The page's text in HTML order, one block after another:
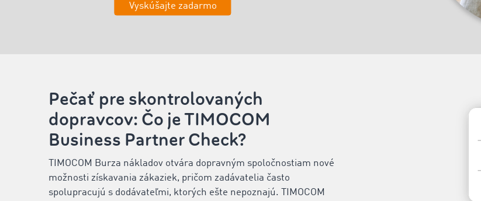
Vyskúšajte zadarmo
Pečať pre skontrolovaných
dopravcov: Čo je TIMOCOM
Business Partner Check?
TIMOCOM Burza nákladov otvára dopravným spoločnostiam nové
možnosti získavania zákaziek, pričom zadávatelia často
spolupracujú s dodávateľmi, ktorých ešte nepoznajú. TIMOCOM